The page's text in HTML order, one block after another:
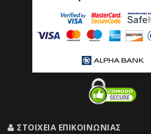
ΣΤΟΙΧΕΊΑ ΕΠΙΚΟΙΝΩΝΊΑΣ